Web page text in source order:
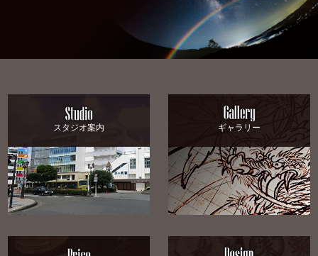
スタジオ案内 ギャラリー